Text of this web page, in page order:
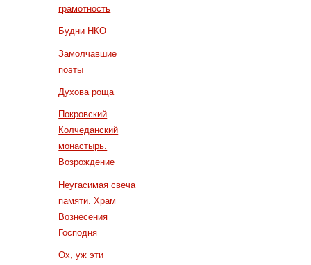
грамотность
Будни НКО
Замолчавшие
поэты
Духова роща
Покровский
Колчеданский
монастырь.
Возрождение
Неугасимая свеча
памяти. Храм
Вознесения
Господня
Ох, уж эти